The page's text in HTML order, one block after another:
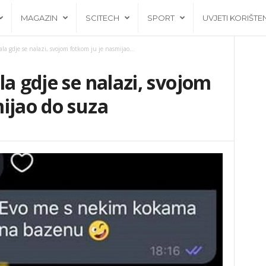
MAGAZIN SCITECH SPORT UVJETI
gdje se nalazi, svojom fotkom ju je nasmijao...
gdje se nalazi, svojom
do suza